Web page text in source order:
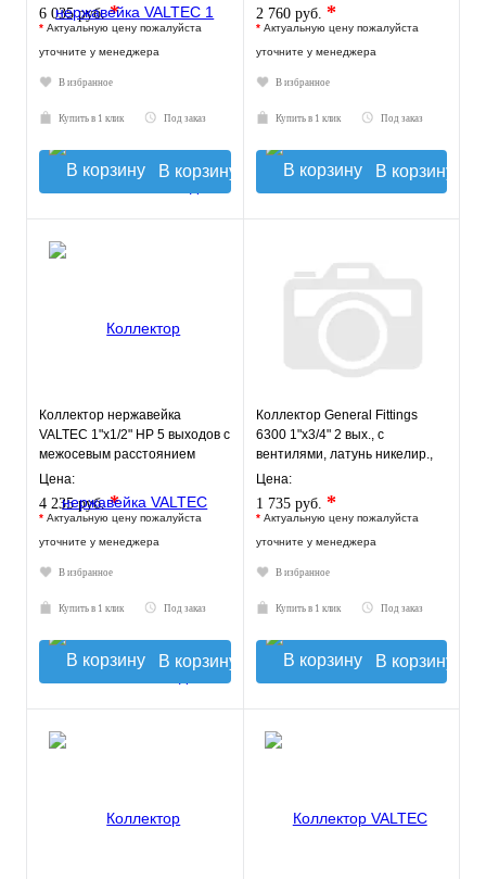
6 035 руб.*
* Актуальную цену пожалуйста
уточните у менеджера
В избранное
Купить в 1 клик Под заказ
В корзину
2 760 руб. *
* Актуальную цену пожалуйста
уточните у менеджера
В избранное
Купить в 1 клик Под заказ
В корзину
Коллектор нержавейка
VALTEC 1"х1/2" НР 5 выходов с
межосевым расстоянием
выходов 100мм
Цена:
4 235 руб.*
* Актуальную цену пожалуйста
уточните у менеджера
В избранное
Купить в 1 клик Под заказ
В корзину
Коллектор General Fittings
6300 1"х3/4" 2 вых., c
вентилями, латунь никелир.,
синий регулятор
Цена:
1 735 руб. *
* Актуальную цену пожалуйста
уточните у менеджера
В избранное
Купить в 1 клик Под заказ
В корзину